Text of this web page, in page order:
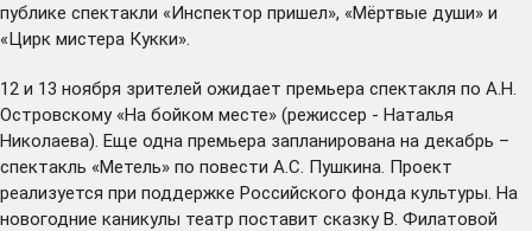
публике спектакли «Инспектор пришел», «Мёртвые души» и
«Цирк мистера Кукки».
12 и 13 ноября зрителей ожидает премьера спектакля по А.Н.
Островскому «На бойком месте» (режиссер - Наталья
Николаева). Еще одна премьера запланирована на декабрь –
спектакль «Метель» по повести А.С. Пушкина. Проект
реализуется при поддержке Российского фонда культуры. На
новогодние каникулы театр поставит сказку В. Филатовой